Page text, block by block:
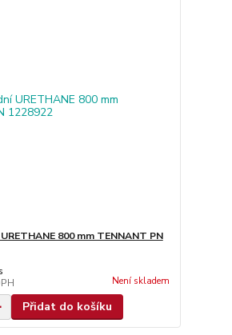
800 mm TENNANT PN
Není skladem
Přidat do košíku